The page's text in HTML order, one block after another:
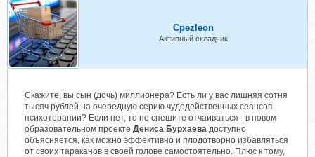
Cpezleon
Активный складчик
Скажите, вы сын (дочь) миллионера? Есть ли у вас лишняя сотня
тысяч рублей на очередную серию чудодейственных сеансов
психотерапии? Если нет, то не спешите отчаиваться - в новом
образовательном проекте Дениса Бурхаева доступно
объясняется, как можно эффективно и плодотворно избавляться
от своих тараканов в своей голове самостоятельно. Плюс к тому,